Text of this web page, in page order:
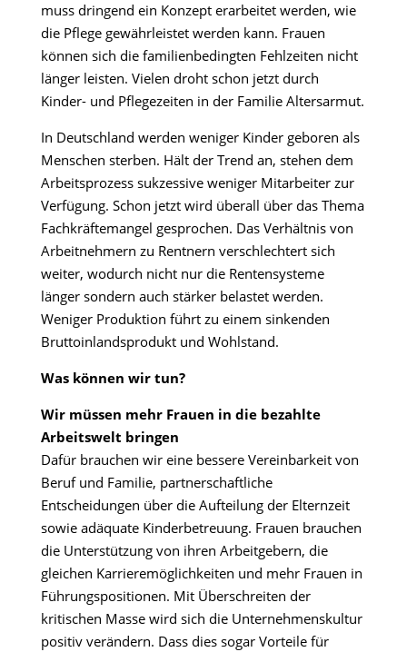
muss dringend ein Konzept erarbeitet werden, wie
die Pflege gewährleistet werden kann. Frauen
können sich die familienbedingten Fehlzeiten nicht
länger leisten. Vielen droht schon jetzt durch
Kinder- und Pflegezeiten in der Familie Altersarmut.
In Deutschland werden weniger Kinder geboren als
Menschen sterben. Hält der Trend an, stehen dem
Arbeitsprozess sukzessive weniger Mitarbeiter zur
Verfügung. Schon jetzt wird überall über das Thema
Fachkräftemangel gesprochen. Das Verhältnis von
Arbeitnehmern zu Rentnern verschlechtert sich
weiter, wodurch nicht nur die Rentensysteme
länger sondern auch stärker belastet werden.
Weniger Produktion führt zu einem sinkenden
Bruttoinlandsprodukt und Wohlstand.
Was können wir tun?
Wir müssen mehr Frauen in die bezahlte
Arbeitswelt bringen
Dafür brauchen wir eine bessere Vereinbarkeit von
Beruf und Familie, partnerschaftliche
Entscheidungen über die Aufteilung der Elternzeit
sowie adäquate Kinderbetreuung. Frauen brauchen
die Unterstützung von ihren Arbeitgebern, die
gleichen Karrieremöglichkeiten und mehr Frauen in
Führungspositionen. Mit Überschreiten der
kritischen Masse wird sich die Unternehmenskultur
positiv verändern. Dass dies sogar Vorteile für